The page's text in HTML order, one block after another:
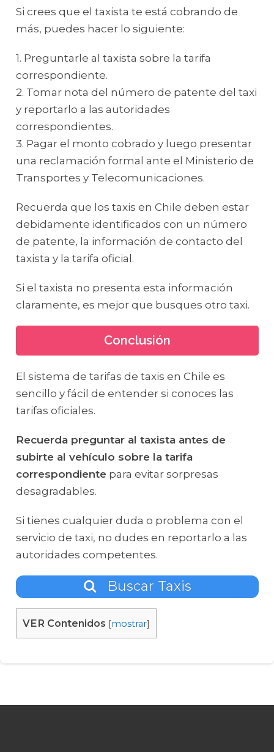
Si crees que el taxista te está cobrando de
más, puedes hacer lo siguiente:
1. Preguntarle al taxista sobre la tarifa
correspondiente.
2. Tomar nota del número de patente del taxi
y reportarlo a las autoridades
correspondientes.
3. Pagar el monto cobrado y luego presentar
una reclamación formal ante el Ministerio de
Transportes y Telecomunicaciones.
Recuerda que los taxis en Chile deben estar
debidamente identificados con un número
de patente, la información de contacto del
taxista y la tarifa oficial.
Si el taxista no presenta esta información
claramente, es mejor que busques otro taxi.
Conclusión
El sistema de tarifas de taxis en Chile es
sencillo y fácil de entender si conoces las
tarifas oficiales.
Recuerda preguntar al taxista antes de
subirte al vehículo sobre la tarifa
correspondientepara evitar sorpresas
desagradables.
Si tienes cualquier duda o problema con el
servicio de taxi, no dudes en reportarlo a las
autoridades competentes.
Buscar Taxis
VER Contenidos [mostrar]